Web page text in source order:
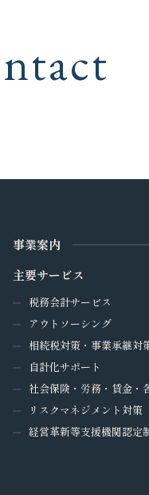
ntact
事業案内
主要サービス
税務会計サービス
アウトソーシング
相続税対策・事業承継対
自計化サポート
社会保険・労務・賃金・
リスクマネジメント対策
経営革新等支援機関認定